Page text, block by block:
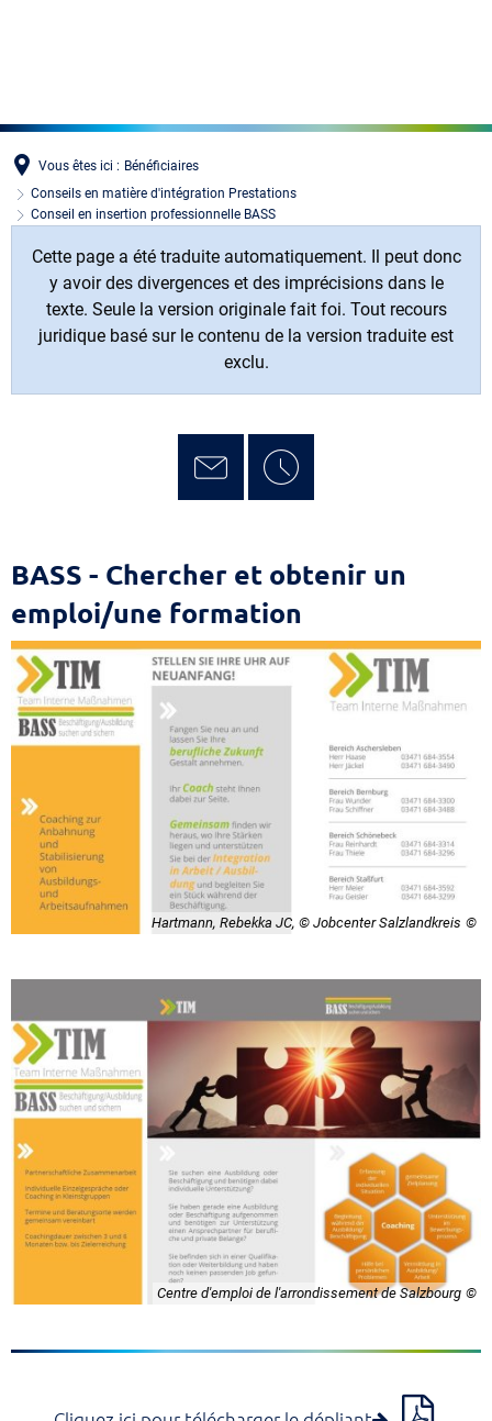
Vous êtes ici : Bénéficiaires
Conseils en matière d'intégration Prestations
Conseil en insertion professionnelle BASS
Cette page a été traduite automatiquement. Il peut donc
y avoir des divergences et des imprécisions dans le
texte. Seule la version originale fait foi. Tout recours
juridique basé sur le contenu de la version traduite est
exclu.
Conseil
en
insertion
professionnelle
BASS
BASS - Chercher et obtenir un
emploi/une formation
Hartmann, Rebekka JC, © Jobcenter Salzlandkreis
Centre d'emploi de l'arrondissement de Salzbourg